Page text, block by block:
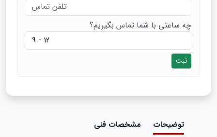
چه ساعتی با شما تماس بگیریم؟
ثبت
توضیحات مشخصات فنی